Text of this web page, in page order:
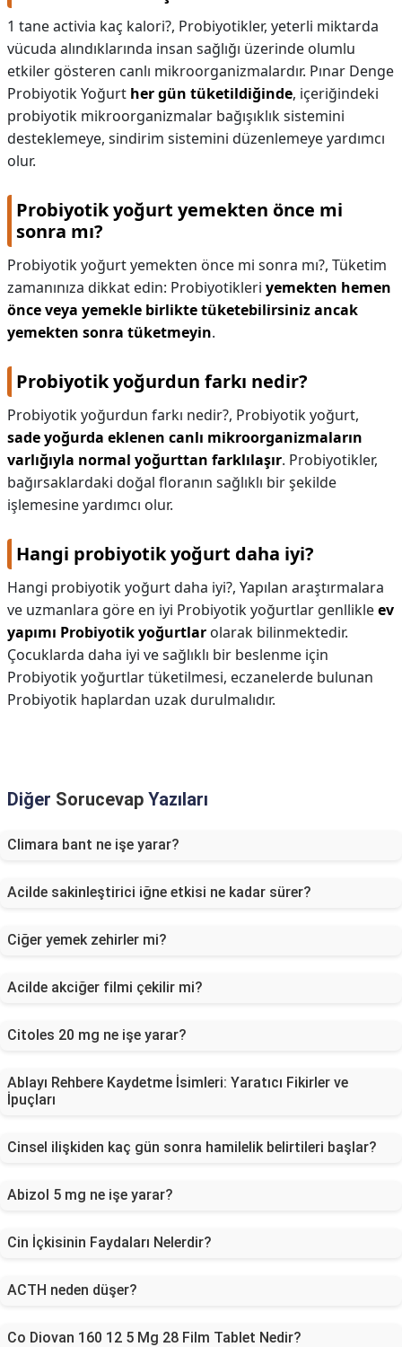
1 tane activia kaç kalori?, Probiyotikler, yeterli miktarda
vücuda alındıklarında insan sağlığı üzerinde olumlu
etkiler gösteren canlı mikroorganizmalardır. Pınar Denge
Probiyotik Yoğurt her gün tüketildiğinde, içeriğindeki
probiyotik mikroorganizmalar bağışıklık sistemini
desteklemeye, sindirim sistemini düzenlemeye yardımcı
olur.
Probiyotik yoğurt yemekten önce mi
sonra mı?
Probiyotik yoğurt yemekten önce mi sonra mı?, Tüketim
zamanınıza dikkat edin: Probiyotikleri yemekten hemen
önce veya yemekle birlikte tüketebilirsiniz ancak
yemekten sonra tüketmeyin.
Probiyotik yoğurdun farkı nedir?
Probiyotik yoğurdun farkı nedir?, Probiyotik yoğurt,
sade yoğurda eklenen canlı mikroorganizmaların
varlığıyla normal yoğurttan farklılaşır. Probiyotikler,
bağırsaklardaki doğal floranın sağlıklı bir şekilde
işlemesine yardımcı olur.
Hangi probiyotik yoğurt daha iyi?
Hangi probiyotik yoğurt daha iyi?, Yapılan araştırmalara
ve uzmanlara göre en iyi Probiyotik yoğurtlar genllikleev
yapımı Probiyotik yoğurtlar olarak bilinmektedir.
Çocuklarda daha iyi ve sağlıklı bir beslenme için
Probiyotik yoğurtlar tüketilmesi, eczanelerde bulunan
Probiyotik haplardan uzak durulmalıdır.
Diğer Sorucevap Yazıları
Climara bant ne işe yarar?
Acilde sakinleştirici iğne etkisi ne kadar sürer?
Ciğer yemek zehirler mi?
Acilde akciğer filmi çekilir mi?
Citoles 20 mg ne işe yarar?
Ablayı Rehbere Kaydetme İsimleri: Yaratıcı Fikirler ve
İpuçları
Cinsel ilişkiden kaç gün sonra hamilelik belirtileri başlar?
Abizol 5 mg ne işe yarar?
Cin İçkisinin Faydaları Nelerdir?
ACTH neden düşer?
Co Diovan 160 12 5 Mg 28 Film Tablet Nedir?